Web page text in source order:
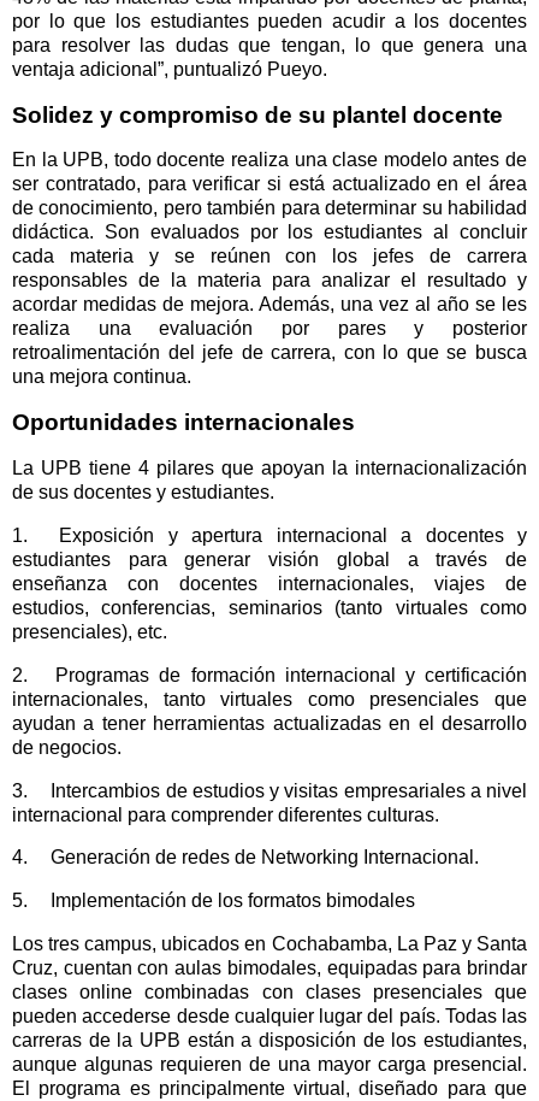
por lo que los estudiantes pueden acudir a los docentes
para resolver las dudas que tengan, lo que genera una
ventaja adicional”, puntualizó Pueyo.
Solidez y compromiso de su plantel docente
En la UPB, todo docente realiza una clase modelo antes de
ser contratado, para verificar si está actualizado en el área
de conocimiento, pero también para determinar su habilidad
didáctica. Son evaluados por los estudiantes al concluir
cada materia y se reúnen con los jefes de carrera
responsables de la materia para analizar el resultado y
acordar medidas de mejora. Además, una vez al año se les
realiza una evaluación por pares y posterior
retroalimentación del jefe de carrera, con lo que se busca
una mejora continua.
Oportunidades internacionales
La UPB tiene 4 pilares que apoyan la internacionalización
de sus docentes y estudiantes.
1.
Exposición y apertura internacional a docentes y
estudiantes para generar visión global a través de
enseñanza con docentes internacionales, viajes de
estudios, conferencias, seminarios (tanto virtuales como
presenciales), etc.
2.
Programas de formación internacional y certificación
internacionales, tanto virtuales como presenciales que
ayudan a tener herramientas actualizadas en el desarrollo
de negocios.
3.
Intercambios de estudios y visitas empresariales a nivel
internacional para comprender diferentes culturas.
4. Generación de redes de Networking Internacional.
5. Implementación de los formatos bimodales
Los tres campus, ubicados en Cochabamba, La Paz y Santa
Cruz, cuentan con aulas bimodales, equipadas para brindar
clases online combinadas con clases presenciales que
pueden accederse desde cualquier lugar del país. Todas las
carreras de la UPB están a disposición de los estudiantes,
aunque algunas requieren de una mayor carga presencial.
El programa es principalmente virtual, diseñado para que